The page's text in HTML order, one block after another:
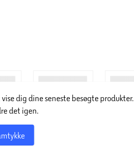
dig dine seneste besøgte produkter.
det igen.